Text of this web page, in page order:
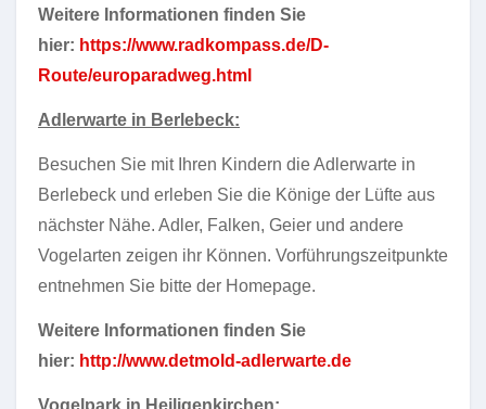
Weitere Informationen finden Sie
hier: https://www.radkompass.de/D-
Route/europaradweg.html
Adlerwarte in Berlebeck:
Besuchen Sie mit Ihren Kindern die Adlerwarte in
Berlebeck und erleben Sie die Könige der Lüfte aus
nächster Nähe. Adler, Falken, Geier und andere
Vogelarten zeigen ihr Können. Vorführungszeitpunkte
entnehmen Sie bitte der Homepage.
Weitere Informationen finden Sie
hier: http://www.detmold-adlerwarte.de
Vogelpark in Heiligenkirchen: